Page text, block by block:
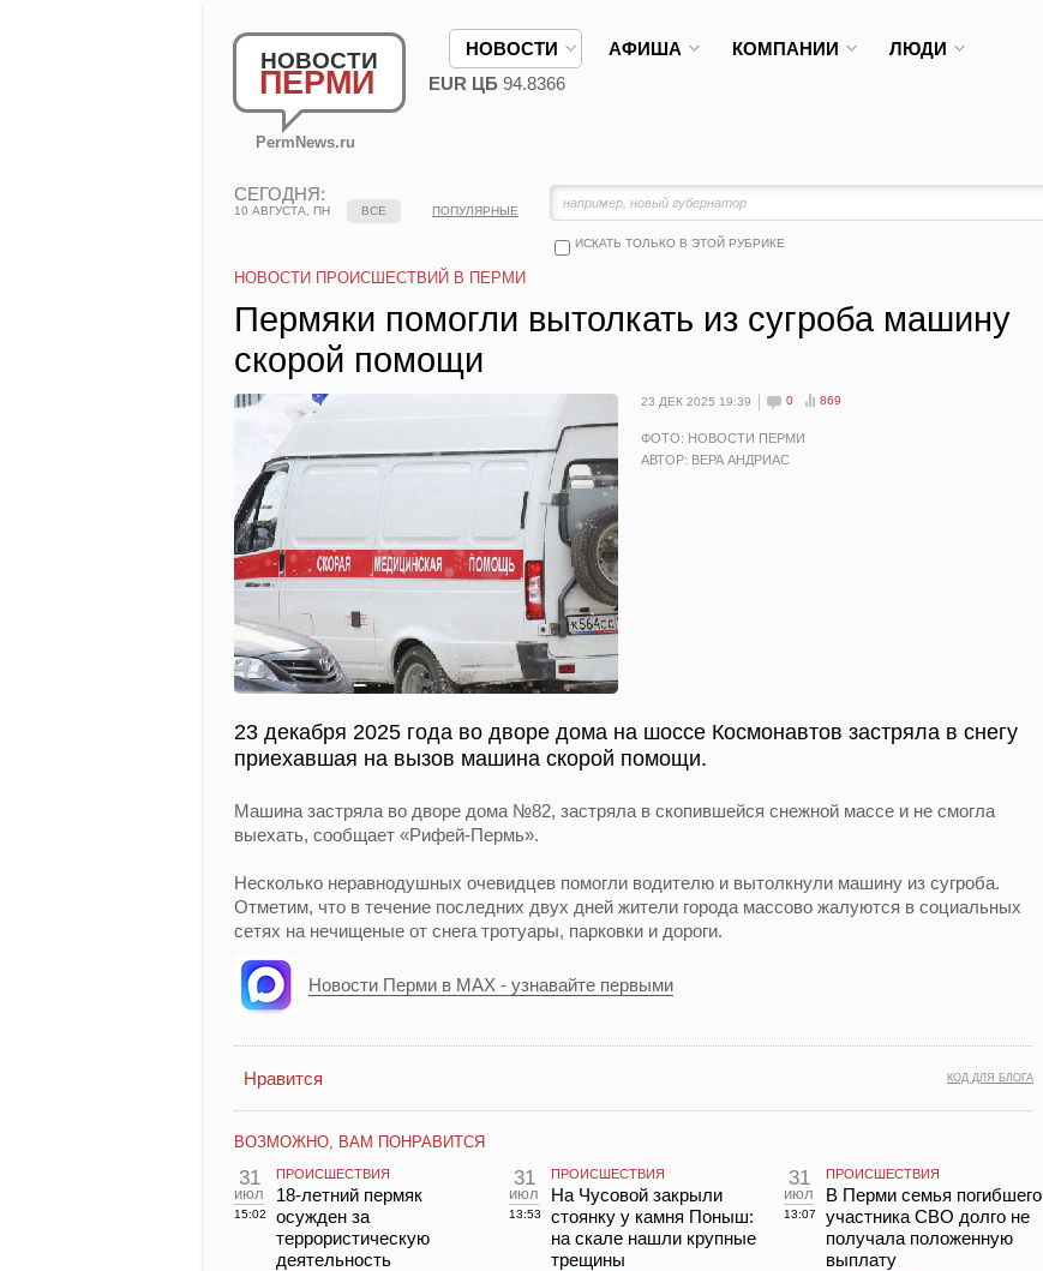
НОВОСТИ
ПЕРМИ
PermNews.ru
НОВОСТИ АФИША КОМПАНИИ ЛЮДИ
EUR ЦБ 94.8366
СЕГОДНЯ:
10 АВГУСТА, ПН
ИСКАТЬ ТОЛЬКО В ЭТОЙ РУБРИКЕ
ВСЕ ПОПУЛЯРНЫЕ
НОВОСТИ ПРОИСШЕСТВИЙ В ПЕРМИ
Пермяки помогли вытолкать из сугроба машину
скорой помощи
23 ДЕК 2025 19:39 0 869
ФОТО: НОВОСТИ ПЕРМИ
АВТОР: ВЕРА АНДРИАС
23 декабря 2025 года во дворе дома на шоссе Космонавтов застряла в снегу
приехавшая на вызов машина скорой помощи.
Машина застряла во дворе дома №82, застряла в скопившейся снежной массе и не смогла
выехать, сообщает «Рифей-Пермь».
Несколько неравнодушных очевидцев помогли водителю и вытолкнули машину из сугроба.
Отметим, что в течение последних двух дней жители города массово жалуются в социальных
сетях на нечищеные от снега тротуары, парковки и дороги.
Новости Перми в MAX - узнавайте первыми
КОД ДЛЯ БЛОГА
Нравится
ВОЗМОЖНО, ВАМ ПОНРАВИТСЯ
31
июл
15:02
ПРОИСШЕСТВИЯ
18-летний пермяк
осужден за
террористическую
деятельность
31
июл
13:53
ПРОИСШЕСТВИЯ
На Чусовой закрыли
стоянку у камня Поныш:
на скале нашли крупные
трещины
31
июл
13:07
ПРОИСШЕСТВИЯ
В Перми семья погибшего
участника СВО долго не
получала положенную
выплату